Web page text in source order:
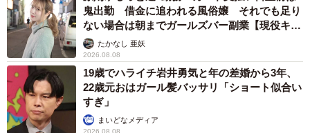
鬼出勤 借金に追われる風俗嬢 それでも足り
ない場合は朝までガールズバー副業【現役キャ
ストに取材】
たかなし 亜妖
2026.08.08
19歳でハライチ岩井勇気と年の差婚から3年、
22歳元おはガール髪バッサリ「ショート似合い
すぎ」
まいどなメディア
2026.08.08